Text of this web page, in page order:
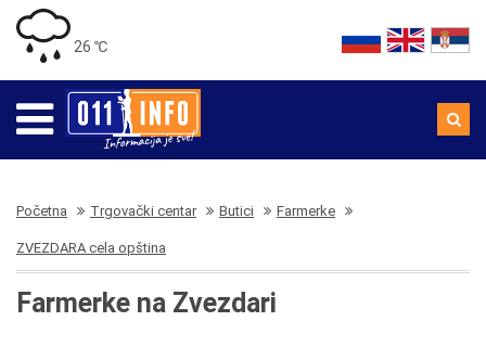
26 ℃
Početna Trgovački centar Butici Farmerke
ZVEZDARA cela opština
Farmerke na Zvezdari